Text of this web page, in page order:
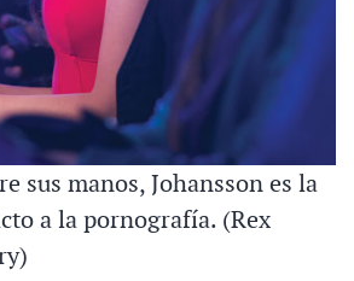
sus manos, Johansson es la
a la pornografía. (Rex